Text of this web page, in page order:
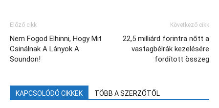
Előző cikk
Nem Fogod Elhinni, Hogy Mit
Csinálnak A Lányok A
Soundon!
Következő cikk
22,5 milliárd forintra nőtt a
vastagbélrák kezelésére
fordított összeg
KAPCSOLÓDÓ CIKKEK TÖBB A SZERZŐTŐL